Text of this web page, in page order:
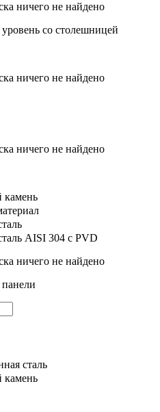
ничего не найдено
со столешницей
ничего не найдено
ничего не найдено
камень
AISI 304 с PVD
ничего не найдено
сталь
камень